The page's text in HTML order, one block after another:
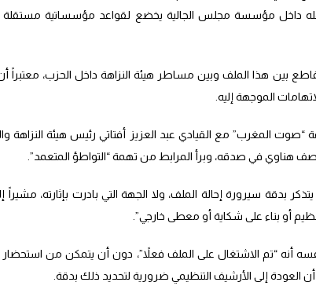
داخل مؤسسة مجلس الجالية يخضع لقواعد مؤسساتية مستقلة
بين هذا الملف وبين مساطر هيئة النزاهة داخل الحزب، معتبراً
الموجهة إليه.
المغرب” مع القيادي عبد العزيز أفتاتي رئيس هيئة النزاهة
هناوي في صدقه، وبرأ المرابط من تهمة “التواطؤ المتعمد”.
يتذكر بدقة سيرورة إحالة الملف، ولا الجهة التي بادرت بإثارته، مشيراً
أو بناء على شكاية أو معطى خارجي”.
أنه “تم الاشتغال على الملف فعلاً”، دون أن يتمكن من
أن العودة إلى الأرشيف التنظيمي ضرورية لتحديد ذلك بدقة.